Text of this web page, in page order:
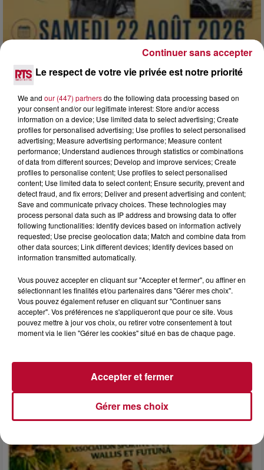
7 août 2026
DINER CONCERT À LA MJC DE MARSEILLAN
6 août 2026
NÎMES : « LE RÊVE DU GLADIATEUR » INVESTIT
Après un franc succès l'été dernier, le spectacle « Le Rêve
du gladiateur » revient illuminer l'amphithéâtre romain les 6,
7 et 8 août. Une fresque nocturne...
Le respect de votre vie privée est notre priorité
We and our (447) partnersdo the following data processing based on
your consent and/or our legitimate interest: Store and/or access
information on a device; Use limited data to select advertising; Create
profiles for personalised advertising; Use profiles to select personalised
advertising; Measure advertising performance; Measure content
performance; Understand audiences through statistics or combinations
of data from different sources; Develop and improve services; Create
profiles to personalise content; Use profiles to select personalised
content; Use limited data to select content; Ensure security, prevent and
detect fraud, and fix errors; Deliver and present advertising and content;
Save and communicate privacy choices. These technologies may
process personal data such as IP address and browsing data to offer
following functionalities: Identify devices based on information actively
requested; Use precise geolocation data; Match and combine data from
other data sources; Link different devices; Identify devices based on
information transmitted automatically.
Vous pouvez accepter en cliquant sur "Accepter et fermer", ou affiner en
sélectionnant les finalités et/ou partenaires dans "Gérer mes choix".
Vous pouvez également refuser en cliquant sur "Continuer sans
accepter". Vos préférences ne s'appliqueront que pour ce site. Vous
pouvez mettre à jour vos choix, ou retirer votre consentement à tout
moment via le lien "Gérer les cookies" situé en bas de chaque page.
Gérer mes choix
Accepter et fermer
Continuer sans accepter